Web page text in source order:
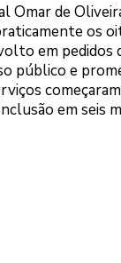
Omar de
os
em pedidos
público e
em seis